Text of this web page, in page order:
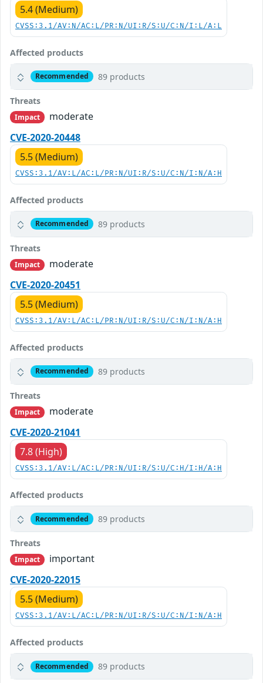
5.4 (Medium)
CVSS:3.1/AV:N/AC:L/PR:N/UI:R/S:U/C:N/I:L/A:L
Affected products
Recommended 89 products
Threats
Impact
moderate
CVE-2020-20448
5.5 (Medium)
CVSS:3.1/AV:L/AC:L/PR:N/UI:R/S:U/C:N/I:N/A:H
Affected products
Recommended 89 products
Threats
Impact
moderate
CVE-2020-20451
5.5 (Medium)
CVSS:3.1/AV:L/AC:L/PR:N/UI:R/S:U/C:N/I:N/A:H
Affected products
Recommended 89 products
Threats
Impact
moderate
CVE-2020-21041
7.8 (High)
CVSS:3.1/AV:L/AC:L/PR:N/UI:R/S:U/C:H/I:H/A:H
Affected products
Recommended 89 products
Threats
Impact
important
CVE-2020-22015
5.5 (Medium)
CVSS:3.1/AV:L/AC:L/PR:N/UI:R/S:U/C:N/I:N/A:H
Affected products
Recommended 89 products